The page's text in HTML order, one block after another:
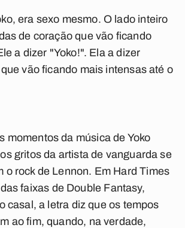
era sexo mesmo. O lado inteiro
de coração que vão ficando
a dizer "Yoko!". Ela a dizer
vão ficando mais intensas até o
momentos da música de Yoko
gritos da artista de vanguarda se
o rock de Lennon. Em Hard Times
faixas de Double Fantasy,
casal, a letra diz que os tempos
ao fim, quando, na verdade,